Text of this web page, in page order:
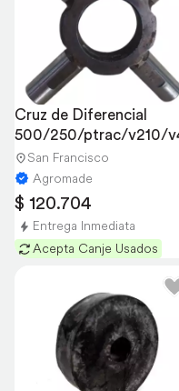
Cruz de Diferencial
500/250/ptrac/v210/
San Francisco
Agromade
$ 120.704
Entrega Inmediata
Acepta Canje Usados